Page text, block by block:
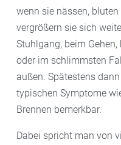
wenn sie nässen,
vergrößern sie sich
Stuhlgang, beim
oder im schlimmsten
außen. Spätestens
typischen Symptome
Brennen bemerkbar.
Dabei spricht man von